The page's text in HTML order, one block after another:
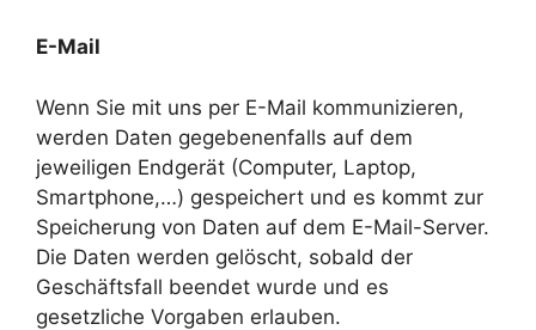
E-Mail
Wenn Sie mit uns per E-Mail kommunizieren,
werden Daten gegebenenfalls auf dem
jeweiligen Endgerät (Computer, Laptop,
Smartphone,…) gespeichert und es kommt zur
Speicherung von Daten auf dem E-Mail-Server.
Die Daten werden gelöscht, sobald der
Geschäftsfall beendet wurde und es
gesetzliche Vorgaben erlauben.